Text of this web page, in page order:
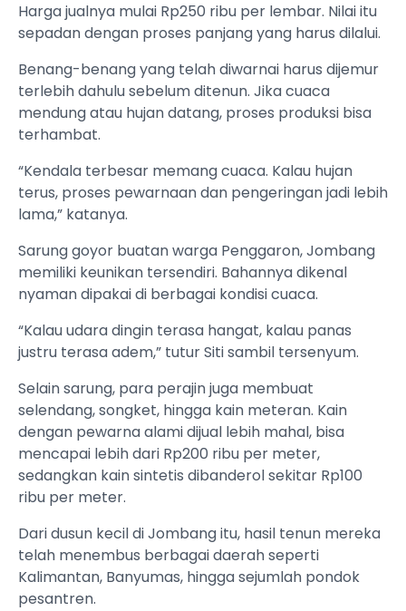
Harga jualnya mulai Rp250 ribu per lembar. Nilai itu
sepadan dengan proses panjang yang harus dilalui.
Benang-benang yang telah diwarnai harus dijemur
terlebih dahulu sebelum ditenun. Jika cuaca
mendung atau hujan datang, proses produksi bisa
terhambat.
“Kendala terbesar memang cuaca. Kalau hujan
terus, proses pewarnaan dan pengeringan jadi lebih
lama,” katanya.
Sarung goyor buatan warga Penggaron, Jombang
memiliki keunikan tersendiri. Bahannya dikenal
nyaman dipakai di berbagai kondisi cuaca.
“Kalau udara dingin terasa hangat, kalau panas
justru terasa adem,” tutur Siti sambil tersenyum.
Selain sarung, para perajin juga membuat
selendang, songket, hingga kain meteran. Kain
dengan pewarna alami dijual lebih mahal, bisa
mencapai lebih dari Rp200 ribu per meter,
sedangkan kain sintetis dibanderol sekitar Rp100
ribu per meter.
Dari dusun kecil di Jombang itu, hasil tenun mereka
telah menembus berbagai daerah seperti
Kalimantan, Banyumas, hingga sejumlah pondok
pesantren.